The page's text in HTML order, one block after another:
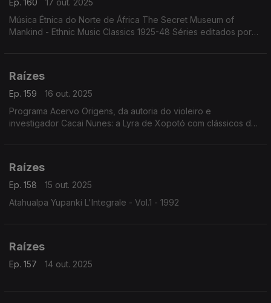
Ep. 160
17 out. 2025
Música Étnica do Norte de África The Secret Museum of
Mankind - Ethnic Music Classics 1925-48 Séries editados por
Raízes
Ep. 159
16 out. 2025
Programa Acervo Origens, da autoria do violeiro e
investigador Cacai Nunes: a Lyra de Xopotó com clássicos de
Raízes
Ep. 158
15 out. 2025
Atahualpa Yupanki L'Integrale - Vol.1 - 1992
Raízes
Ep. 157 14 out. 2025